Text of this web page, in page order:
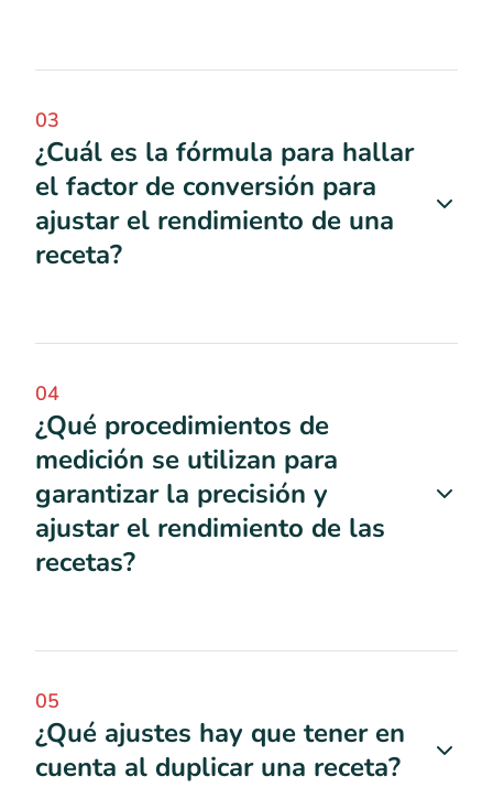
03
¿Cuál es la fórmula para hallar
el factor de conversión para
ajustar el rendimiento de una
receta?
04
¿Qué procedimientos de
medición se utilizan para
garantizar la precisión y
ajustar el rendimiento de las
recetas?
05
¿Qué ajustes hay que tener en
cuenta al duplicar una receta?